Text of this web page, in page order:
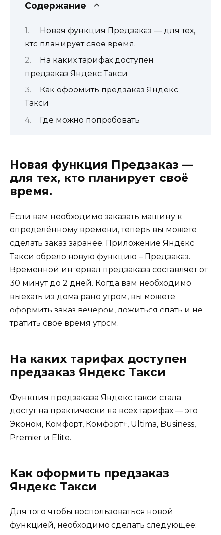
Содержание
Новая функция Предзаказ — для тех,
кто планирует своё время.
На каких тарифах доступен
предзаказ Яндекс Такси
Как оформить предзаказ Яндекс
Такси
Где можно попробовать
Новая функция Предзаказ —
для тех, кто планирует своё
время.
Если вам необходимо заказать машину к
определённому времени, теперь вы можете
сделать заказ заранее. Приложение Яндекс
Такси обрело новую функцию – Предзаказ.
Временной интервал предзаказа составляет от
30 минут до 2 дней. Когда вам необходимо
выехать из дома рано утром, вы можете
оформить заказ вечером, ложиться спать и не
тратить своё время утром.
На каких тарифах доступен
предзаказ Яндекс Такси
Функция предзаказа Яндекс такси стала
доступна практически на всех тарифах — это
Эконом, Комфорт, Комфорт+, Ultima, Business,
Premier и Elite.
Как оформить предзаказ
Яндекс Такси
Для того чтобы воспользоваться новой
функцией, необходимо сделать следующее: